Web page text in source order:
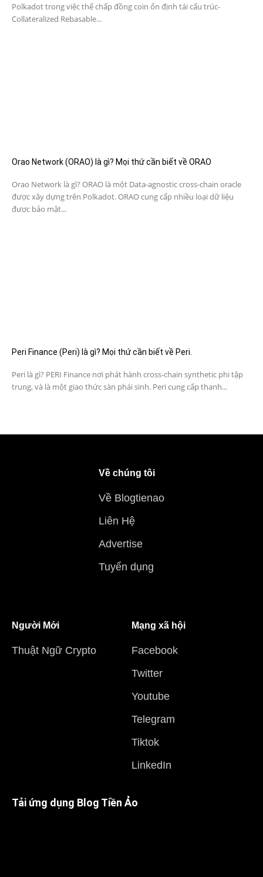
Polkadot trong việc thể chấp đồng coin ổn định tái cấu trúc-
Collateralized Rebasable...
Orao Network (ORAO) là gì? Mọi thứ cần biết về ORAO
Orao Network là gì? ORAO là một Data-agnostic cross-chain oracle
được xây dựng trên Polkadot. ORAO cung cấp nhiều loại dữ liệu
được bảo mật...
Peri Finance (Peri) là gì? Mọi thứ cần biết về Peri.
Peri là gì? PERI Finance nơi phát hành cross-chain synthetic phi tập
trung, và là một giao thức sàn phái sinh. Peri cung cấp thanh...
Về chúng tôi
Về Blogtienao
Liên Hệ
Advertise
Tuyển dụng
Người Mới
Thuật Ngữ Crypto
Mạng xã hội
Facebook
Twitter
Youtube
Telegram
Tiktok
LinkedIn
Tải ứng dụng Blog Tiền Ảo